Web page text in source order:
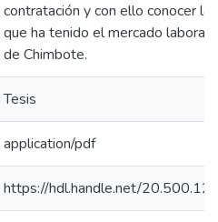
contratación y con ello conocer la
que ha tenido el mercado laboral
de Chimbote.
Tesis
application/pdf
https://hdl.handle.net/